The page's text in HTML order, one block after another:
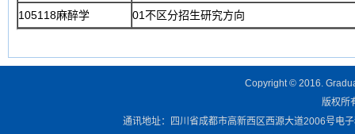
105118麻醉学
01不区分招生研究方向
Copyright © 2016.
版权所
通讯地址：四川省成都市高新西区西源大道2006号电